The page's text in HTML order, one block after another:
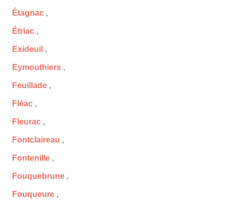
Étagnac ,
Étriac ,
Exideuil ,
Eymouthiers ,
Feuillade ,
Fléac ,
Fleurac ,
Fontclaireau ,
Fontenille ,
Fouquebrune ,
Fouqueure ,